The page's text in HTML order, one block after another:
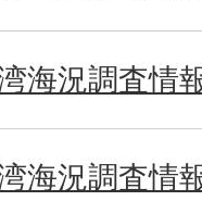
海況調査情
海況調査情